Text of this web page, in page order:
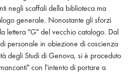
negli scaffali della biblioteca ma
generale. Nonostante gli sforzi
lettera "G" del vecchio catalogo. Dal
personale in obiezione di coscienza
degli Studi di Genova, si è proceduto
con l'intento di portare a